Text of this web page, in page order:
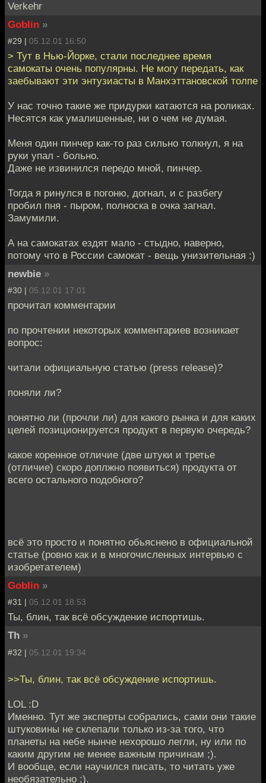
Verkehr
Goblin »
#29 | 05.12.01 16:50
> Тут в Нью-Йорке, стали последнее время
самокаты очень популярны. Не могу передать, как
заебывают эти энтузиасты в Манхэттановской толпе
У нас точно такие же придурки катаются на роликах.
Несятся как умалишенные, ни о чем не думая.
Меня один пинчер как-то раз сильно толкнул, я на
руки упал - больно.
Даже не извинился передо мной, пинчер.
Тогда я ринулся в погоню, догнал, и с разбегу
пробил пня - пыром, полноска в очка загнал.
Замумили.
А на самокатах ездят мало - стыдно, наверно,
потому что в России самокат - вещь унизительная :)
newbie »
#30 | 05.12.01 17:01
прочитал комментарии
по прочтении некоторых комментариев возникает
вопрос:
читали официальную статью (press release)?
поняли ли?
понятно ли (прочли ли) для какого рынка и для каких
целей позиционируется продукт в первую очередь?
какое коренное отличие (две штуки и третье
(отличие) скоро доплжно появиться) продукта от
всего остального подобного?
всё это просто и понятно обьяснено в официальной
статье (ровно как и в многочисленных интервью с
изобретателем)
Goblin »
#31 | 05.12.01 18:53
Ты, блин, так всё обсуждение испортишь.
Th »
#32 | 05.12.01 19:34
>>Ты, блин, так всё обсуждение испортишь.
LOL :D
Именно. Тут же эксперты собрались, сами они такие
штуковины не склепали только из-за того, что
планеты на небе нынче нехорошо легли, ну или по
каким другим не менее важным причинам ;).
И вообще, если научился писать, то читать уже
необязательно ;).